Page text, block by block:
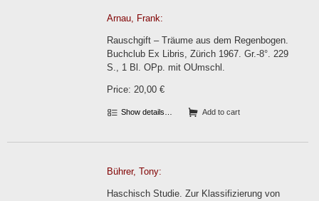
Arnau, Frank:
Rauschgift – Träume aus dem Regenbogen.
Buchclub Ex Libris, Zürich 1967. Gr.-8°. 229
S., 1 Bl. OPp. mit OUmschl.
Price: 20,00 €
Show details… Add to cart
Bührer, Tony:
Haschisch Studie. Zur Klassifizierung von